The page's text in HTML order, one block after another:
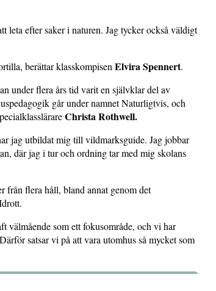
leta efter saker i naturen. Jag tycker också väldigt
berättar klasskompisen Elvira Spennert.
under flera års tid varit en självklar del av
går under namnet Naturligtvis, och
Christa Rothwell.
jag utbildat mig till vildmarksguide. Jag jobbar
där jag i tur och ordning tar med mig skolans
från flera håll, bland annat genom det
välmående som ett fokusområde, och vi har
satsar vi på att vara utomhus så mycket som